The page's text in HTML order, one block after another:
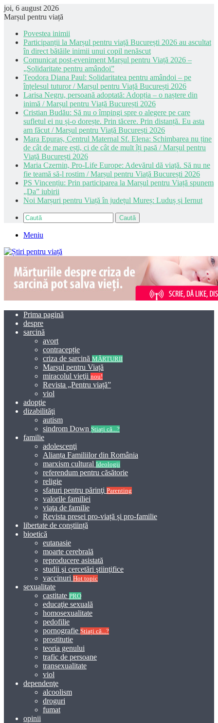
joi, 6 august 2026
Marșul pentru viață
Povestea inimii
Participanții la Marșul pentru viață București 2026 au ascultat
în direct bătăile inimii unui copil nenăscut
Comunicat post-eveniment Marșul pentru Viață 2026 –
„Solidaritate pentru amândoi”
Teodora Diana Paul: Solidaritatea pentru amândoi – pe
înțelesul tuturor / Marșul pentru Viață București 2026
Larisa Negru, persoană adoptată: Adopția – o naștere din
inimă / Marșul pentru Viață București 2026
Cristian Budău: Să nu o împingi spre o alegere pe care
sufletul ei nu și-o dorește. Prin tăcere. Prin distanță. Eu asta
am făcut / Marșul pentru Viață București 2026
Mara Epuraș, Centrul Maternal Sf. Elena: Schimbarea nu ține
de cât de mare ești, ci de cât de mult îți pasă / Marșul pentru
Viață București 2026
Maria Czernin, Pro-Life Europe: Adevărul dă viață. Să nu ne
fie teamă să-l rostim / Marșul pentru Viață București 2026
PS Vincențiu: Prin participarea la Marșul pentru Viață spunem
„Da” iubirii
Noi Marșuri pentru Viață în județul Mureș: Luduș și Iernut
Caută
Meniu
Prima pagină
despre
sarcină
avort
contracepție
criza de sarcină MĂRTURII
Marșul pentru Viață
miracolul vieţii nou!
Revista „Pentru viață”
viol
adopţie
dizabilităţi
autism
sindrom Down Știați că...?
familie
adolescenţi
Alianța Familiilor din România
marxism cultural Ideologii
referendum pentru căsătorie
religie
sfaturi pentru părinţi Parenting
valorile familiei
viaţa de familie
Revista presei pro-viață și pro-familie
libertate de conștiință
bioetică
eutanasie
moarte cerebrală
reproducere asistată
studii şi cercetări ştiinţifice
vaccinuri Hot topic
sexualitate
castitate PRO
educaţie sexuală
homosexualitate
pedofilie
pornografie Știați că...?
prostitutie
teoria genului
trafic de persoane
transexualitate
viol
dependenţe
alcoolism
droguri
fumat
opinii